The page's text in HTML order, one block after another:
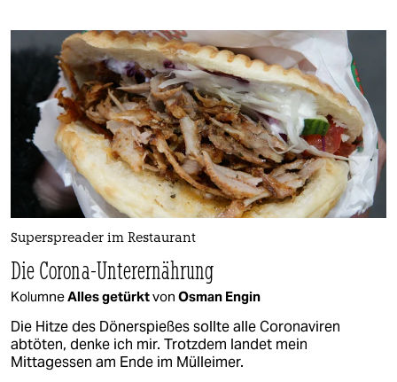
Superspreader im Restaurant
Die Corona-Unterernährung
KolumneAlles getürktvon Osman Engin
Die Hitze des Dönerspießes sollte alle Coronaviren
abtöten, denke ich mir. Trotzdem landet mein
Mittagessen am Ende im Mülleimer.